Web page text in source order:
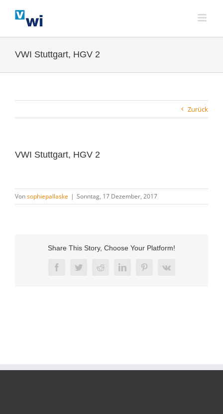
Inhalt
VWI Stuttgart, HGV 2
Zurück
VWI Stuttgart, HGV 2
Vonsophiepallaske | Sonntag, 17 Dezember, 2017
Share This Story, Choose Your Platform!
FacebookTwitterRedditLinkedInPinterest
Vk